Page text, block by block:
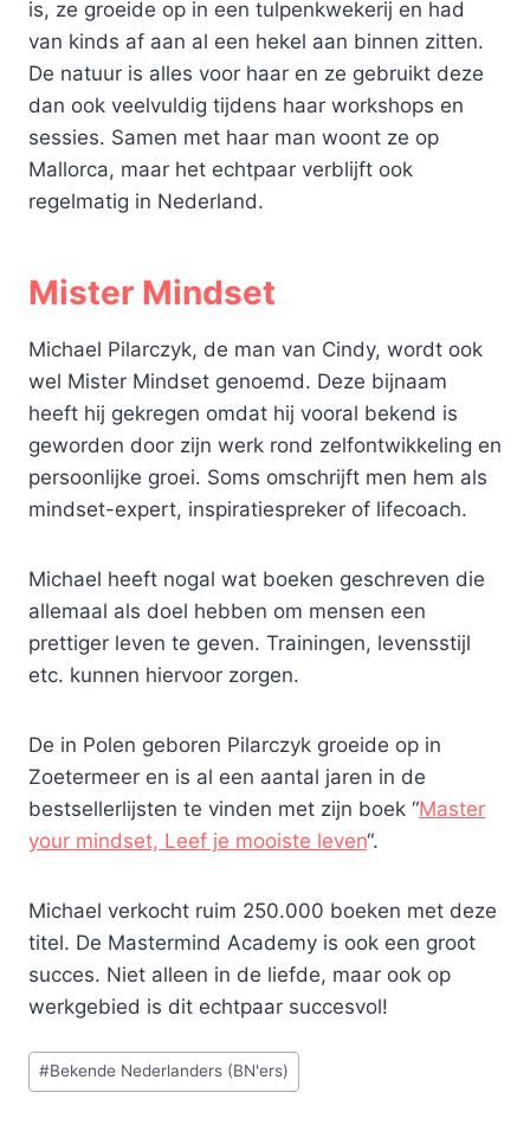
is, ze groeide op in een tulpenkwekerij en had
van kinds af aan al een hekel aan binnen zitten.
De natuur is alles voor haar en ze gebruikt deze
dan ook veelvuldig tijdens haar workshops en
sessies. Samen met haar man woont ze op
Mallorca, maar het echtpaar verblijft ook
regelmatig in Nederland.
Mister Mindset
Michael Pilarczyk, de man van Cindy, wordt ook
wel Mister Mindset genoemd. Deze bijnaam
heeft hij gekregen omdat hij vooral bekend is
geworden door zijn werk rond zelfontwikkeling en
persoonlijke groei. Soms omschrijft men hem als
mindset-expert, inspiratiespreker of lifecoach.
Michael heeft nogal wat boeken geschreven die
allemaal als doel hebben om mensen een
prettiger leven te geven. Trainingen, levensstijl
etc. kunnen hiervoor zorgen.
De in Polen geboren Pilarczyk groeide op in
Zoetermeer en is al een aantal jaren in de
bestsellerlijsten te vinden met zijn boek “Master
your mindset, Leef je mooiste leven“.
Michael verkocht ruim 250.000 boeken met deze
titel. De Mastermind Academy is ook een groot
succes. Niet alleen in de liefde, maar ook op
werkgebied is dit echtpaar succesvol!
Bericht
tags:
#Bekende Nederlanders (BN'ers)